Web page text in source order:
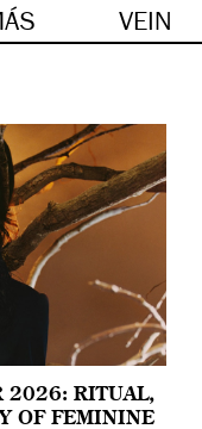
VEIN
2026: RITUAL,
OF FEMININE